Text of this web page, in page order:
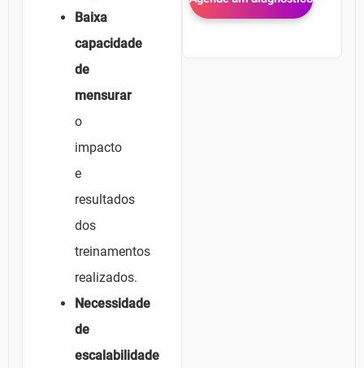
Baixa
capacidade
de
mensurar
o
impacto
e
resultados
dos
treinamentos
realizados.
Necessidade
de
escalabilidade